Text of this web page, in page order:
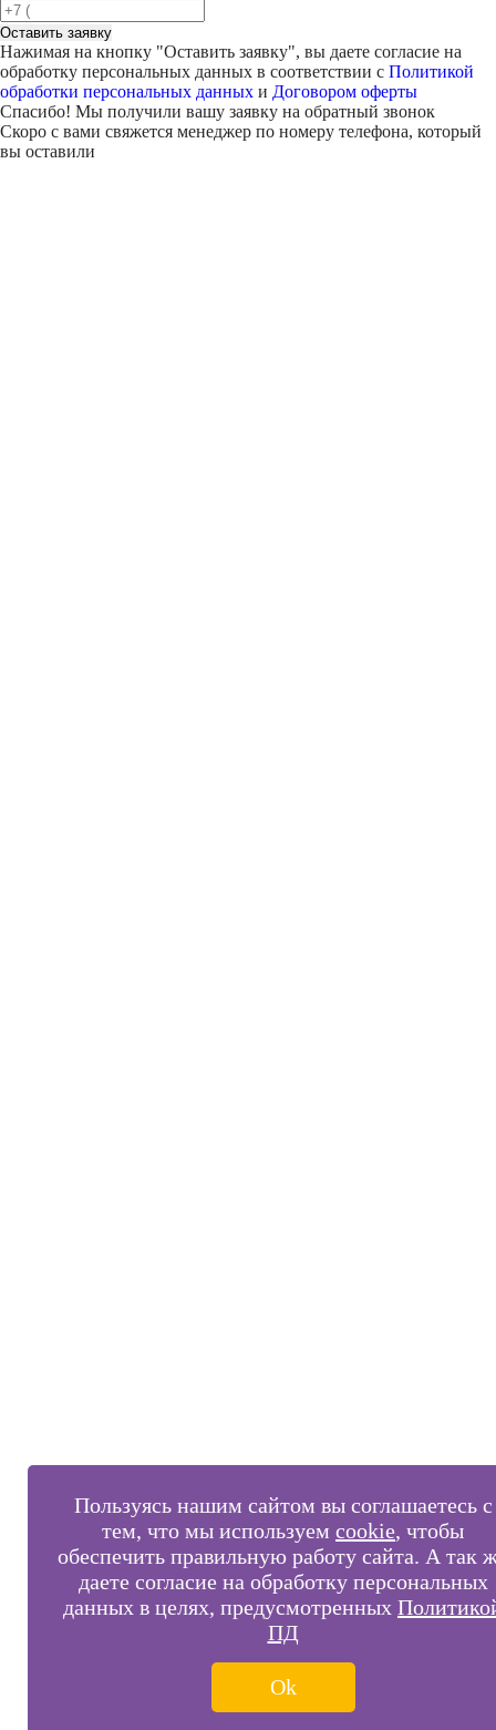
Пользуясь нашим сайтом вы соглашаетесь с
тем, что мы используем cookie, чтобы
обеспечить правильную работу сайта. А так
даете согласие на обработку персональных
данных в целях, предусмотренных
ПД
Ok
Оставить заявку
Нажимая на кнопку "Оставить заявку", вы даете согласие на
обработку персональных данных в соответствии с Политикой
обработки персональных данных и Договором оферты
Спасибо! Мы получили вашу заявку на обратный звонок
Скоро с вами свяжется менеджер по номеру телефона, который
вы оставили